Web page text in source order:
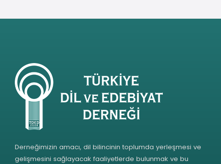
Derneğimizin amacı, dil bilincinin toplumda yerleşmesi ve
gelişmesini sağlayacak faaliyetlerde bulunmak ve bu